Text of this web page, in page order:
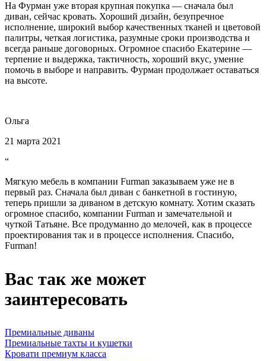
На Фурман уже вторая крупная покупка — сначала был
диван, сейчас кровать. Хороший дизайн, безупречное
исполнение, широкий выбор качественных тканей и цветовой
палитры, четкая логистика, разумные сроки производства и
всегда раньше договорных. Огромное спасибо Екатерине —
терпение и выдержка, тактичность, хороший вкус, умение
помочь в выборе и направить. Фурман продолжает оставаться
на высоте.
Ольга
21 марта 2021
“
Мягкую мебель в компании Furman заказываем уже не в
первый раз. Сначала был диван с банкетной в гостиную,
теперь пришли за диваном в детскую комнату. Хотим сказать
огромное спасибо, компании Furman и замечательной и
чуткой Татьяне. Все продуманно до мелочей, как в процессе
проектирования так и в процессе исполнения. Спасибо,
Furman!
Вас так же может
заинтересовать
Премиальные диваны
Премиальные тахты и кушетки
Кровати премиум класса